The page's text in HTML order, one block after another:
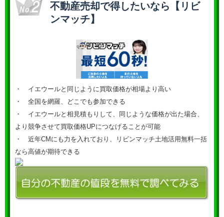
不動産売却で得したいなら【リビ
ンマッチ】
・ イエウールと同じように買取価格が相場より高い
・ 全国を網羅、どこでも参加できる
・ イエウールと相見積もりして、同じような価格が出た場合、
より競争させて買取価格UPにつなげることが可能
・ 近年CMにも力を入れており、リビンマッチ土地活用無料一括
なら高値が期待できる